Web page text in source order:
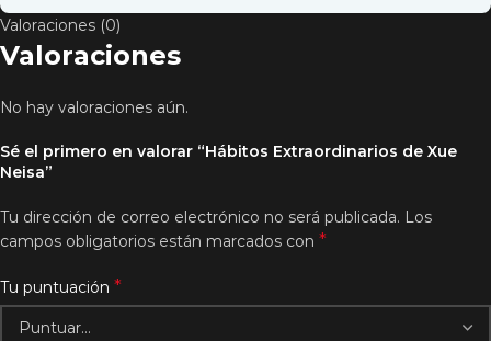
Valoraciones (0)
Valoraciones
No hay valoraciones aún.
Sé el primero en valorar “Hábitos Extraordinarios de Xue
Neisa”
Tu dirección de correo electrónico no será publicada. Los
campos obligatorios están marcados con *
Tu puntuación *